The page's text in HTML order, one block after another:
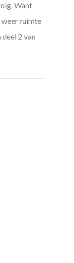
Want
weer ruimte
2 van